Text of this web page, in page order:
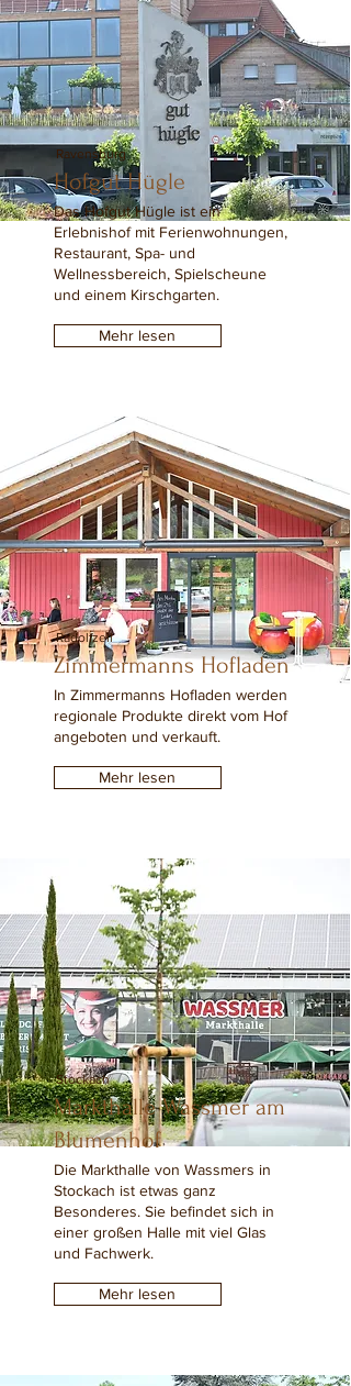
Ravensburg
Hofgut Hügle
Das Hofgut Hügle ist ein
Erlebnishof mit Ferienwohnungen,
Restaurant, Spa- und
Wellnessbereich, Spielscheune
und einem Kirschgarten.
Mehr lesen
Radolfzell
Zimmermanns Hofladen
In Zimmermanns Hofladen werden
regionale Produkte direkt vom Hof
angeboten und verkauft.
Mehr lesen
Stockach
Markthalle Wassmer am
Blumenhof
Die Markthalle von Wassmers in
Stockach ist etwas ganz
Besonderes. Sie befindet sich in
einer großen Halle mit viel Glas
und Fachwerk.
Mehr lesen